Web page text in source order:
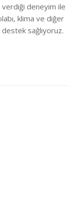
verdiği deneyim ile
klima ve diğer
sağlıyoruz.